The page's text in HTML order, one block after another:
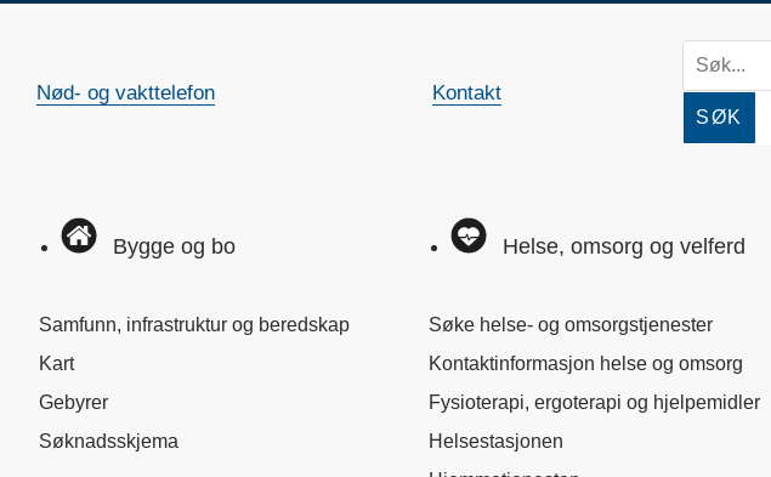
Nød- og vakttelefon Kontakt
SØK
Bygge og bo
Samfunn, infrastruktur og beredskap
Kart
Gebyrer
Søknadsskjema
Helse, omsorg og velferd
Søke helse- og omsorgstjenester
Kontaktinformasjon helse og omsorg
Fysioterapi, ergoterapi og hjelpemidler
Helsestasjonen